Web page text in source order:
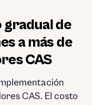
gradual de
a más de
CAS
CAS. El costo